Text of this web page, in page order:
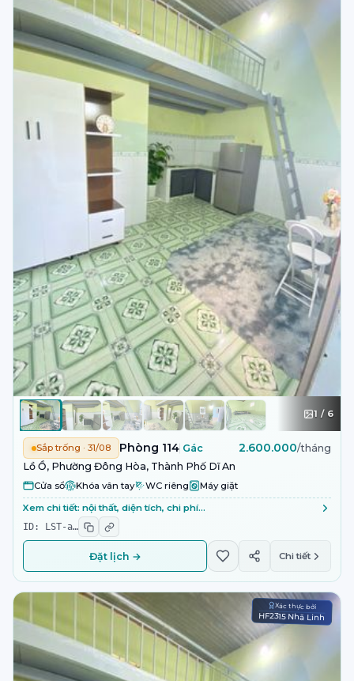
1 / 6
Sắp trống · 31/08 Phòng 114 Gác 2.600.000/tháng
Lồ Ồ, Phường Đông Hòa, Thành Phố Dĩ An
Cửa sổ Khóa vân tay WC riêng Máy giặt
Xem chi tiết: nội thất, diện tích, chi phí…
ID: LST-a…
Đặt lịch → Chi tiết
Xác thực bởi
HF2315 Nhã Linh